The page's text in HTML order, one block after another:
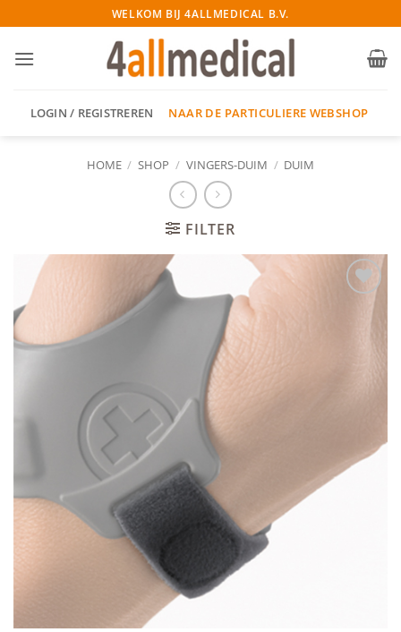
naar
inhoud
WELKOM BIJ 4ALLMEDICAL B.V.
LOGIN / REGISTREREN NAAR DE PARTICULIERE WEBSHOP
HOME / SHOP / VINGERS-DUIM / DUIM
FILTER
Add to